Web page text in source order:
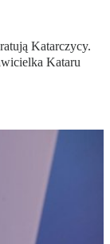
Katarczycy.
Kataru